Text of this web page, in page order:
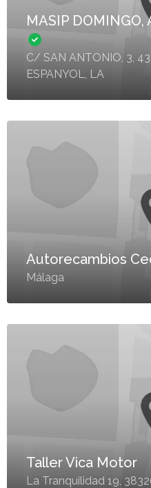
MASIP DOMINGO,
C/ SAN ANTONIO, 3,
ESPANYOL, LA
Autorecambios
Málaga
Taller Vica Motor
La Tranquilidad 19,